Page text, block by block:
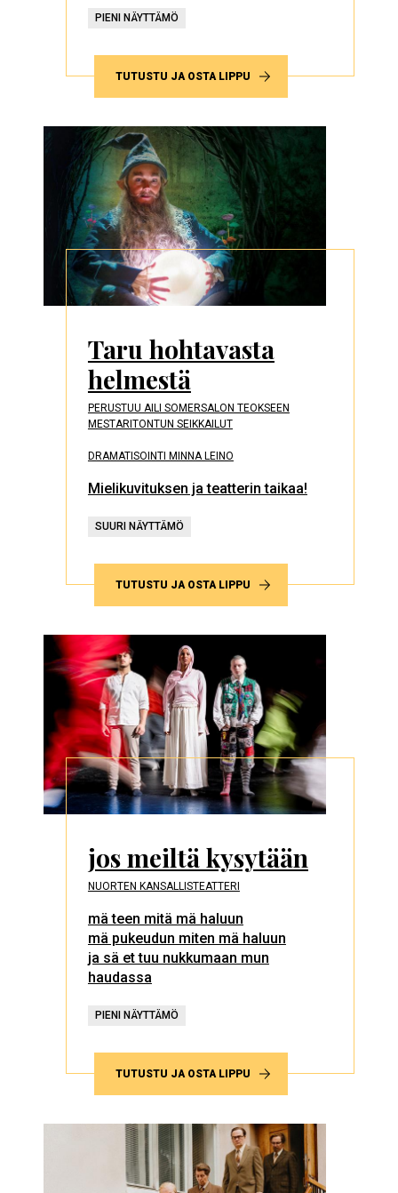
PIENI NÄYTTÄMÖ
TUTUSTU JA OSTA LIPPU
Taru hohtavasta
helmestä
PERUSTUU AILI SOMERSALON TEOKSEEN
MESTARITONTUN SEIKKAILUT
DRAMATISOINTI MINNA LEINO
Mielikuvituksen ja teatterin taikaa!
SUURI NÄYTTÄMÖ
TUTUSTU JA OSTA LIPPU
jos meiltä kysytään
NUORTEN KANSALLISTEATTERI
mä teen mitä mä haluun
mä pukeudun miten mä haluun
ja sä et tuu nukkumaan mun
haudassa
PIENI NÄYTTÄMÖ
TUTUSTU JA OSTA LIPPU